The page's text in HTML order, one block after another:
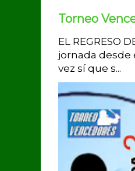
Torneo
EL REGRESO
jornada desde
vez sí que s...